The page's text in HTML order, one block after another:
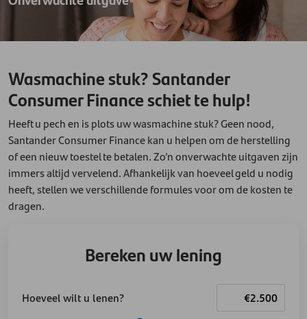
Wasmachine stuk? Santander
Consumer Finance schiet te hulp!
Heeft u pech en is plots uw wasmachine stuk? Geen nood,
Santander Consumer Finance kan u helpen om de herstelling
of een nieuw toestel te betalen. Zo’n onverwachte uitgaven zijn
immers altijd vervelend. Afhankelijk van hoeveel geld u nodig
heeft, stellen we verschillende formules voor om de kosten te
dragen.
Bereken uw lening
Hoeveel wilt u lenen?